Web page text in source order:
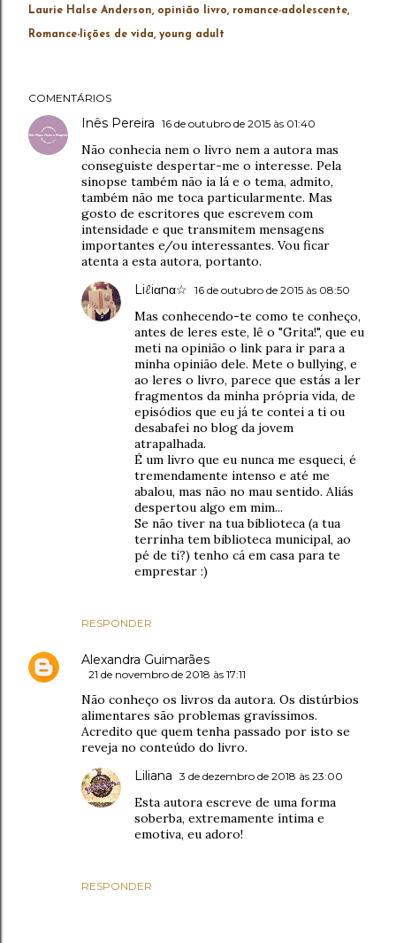
Laurie Halse Anderson opinião livro romance-adolescente
Romance-lições de vida young adult
COMENTÁRIOS
Inês Pereira 16 de outubro de 2015 às 01:40
Não conhecia nem o livro nem a autora mas
conseguiste despertar-me o interesse. Pela
sinopse também não ia lá e o tema, admito,
também não me toca particularmente. Mas
gosto de escritores que escrevem com
intensidade e que transmitem mensagens
importantes e/ou interessantes. Vou ficar
atenta a esta autora, portanto.
RESPONDER
Liℓiαnα☆ 16 de outubro de 2015 às 08:50
Mas conhecendo-te como te conheço,
antes de leres este, lê o "Grita!", que eu
meti na opinião o link para ir para a
minha opinião dele. Mete o bullying, e
ao leres o livro, parece que estás a ler
fragmentos da minha própria vida, de
episódios que eu já te contei a ti ou
desabafei no blog da jovem
atrapalhada.
É um livro que eu nunca me esqueci, é
tremendamente intenso e até me
abalou, mas não no mau sentido. Aliás
despertou algo em mim...
Se não tiver na tua biblioteca (a tua
terrinha tem biblioteca municipal, ao
pé de ti?) tenho cá em casa para te
emprestar :)
Alexandra Guimarães
21 de novembro de 2018 às 17:11
Não conheço os livros da autora. Os distúrbios
alimentares são problemas gravíssimos.
Acredito que quem tenha passado por isto se
reveja no conteúdo do livro.
RESPONDER
Liliana 3 de dezembro de 2018 às 23:00
Esta autora escreve de uma forma
soberba, extremamente íntima e
emotiva, eu adoro!